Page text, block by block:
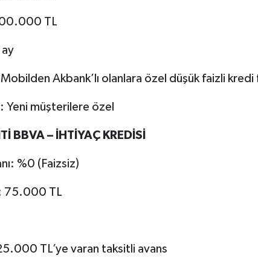
TL
Akbank’lı olanlara özel düşük faizli kredi
Yeni müşterilere özel
BBVA – İHTİYAÇ KREDİSİ
%0 (Faizsiz)
75.000 TL
TL’ye varan taksitli avans